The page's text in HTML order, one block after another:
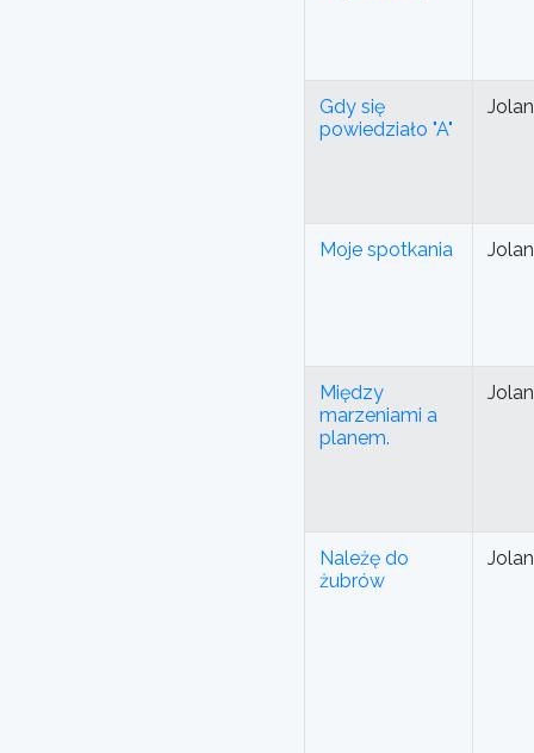
Gdy się
powiedziało "A"
Moje spotkania
Między
marzeniami a
planem.
Należę do
żubrów